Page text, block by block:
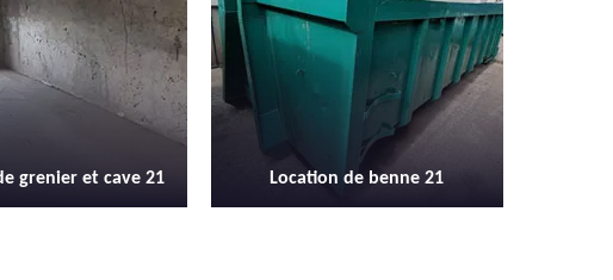
de benne 21
Vidage et débarras entreprise et
locaux industriel 21